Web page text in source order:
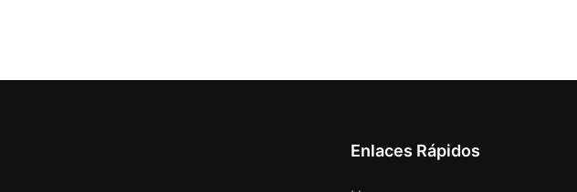
Enlaces Rápidos